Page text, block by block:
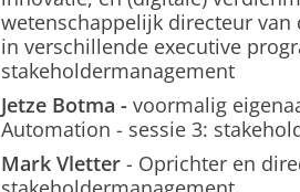
wetenschappelijk directeur
in verschillende executive
stakeholdermanagement
Jetze Botma - voormalig
Automation - sessie 3:
Mark Vletter- Oprichter en